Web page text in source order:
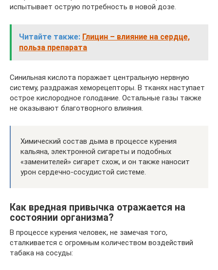
испытывает острую потребность в новой дозе.
Читайте также: Глицин – влияние на сердце,
польза препарата
Синильная кислота поражает центральную нервную
систему, раздражая хеморецепторы. В тканях наступает
острое кислородное голодание. Остальные газы также
не оказывают благотворного влияния.
Химический состав дыма в процессе курения
кальяна, электронной сигареты и подобных
«заменителей» сигарет схож, и он также наносит
урон сердечно-сосудистой системе.
Как вредная привычка отражается на
состоянии организма?
В процессе курения человек, не замечая того,
сталкивается с огромным количеством воздействий
табака на сосуды: